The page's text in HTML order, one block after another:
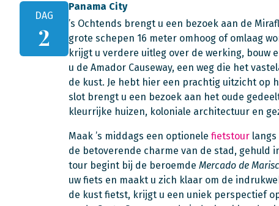
DAG
2
Panama City
’s Ochtends brengt u een bezoek aan de
grote schepen 16 meter omhoog of omlaag
krijgt u verdere uitleg over de werking, bouw
u de Amador Causeway, een weg die het
de kust. Je hebt hier een prachtig uitzicht op
slot brengt u een bezoek aan het oude
kleurrijke huizen, koloniale architectuur en
Maak ’s middags een optionele fietstour
de betoverende charme van de stad, gehuld
tour begint bij de beroemde Mercado de
uw fiets en maakt u zich klaar om de
de kust fietst, krijgt u een uniek perspectief